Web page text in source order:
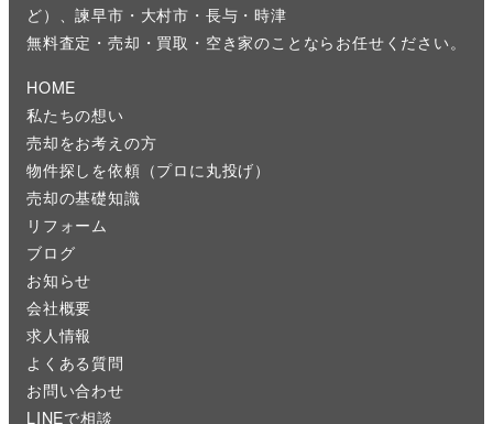
ど）、諫早市・大村市・長与・時津
無料査定・売却・買取・空き家のことならお任せください。
HOME
私たちの想い
売却をお考えの方
物件探しを依頼（プロに丸投げ）
売却の基礎知識
リフォーム
ブログ
お知らせ
会社概要
求人情報
よくある質問
お問い合わせ
LINEで相談